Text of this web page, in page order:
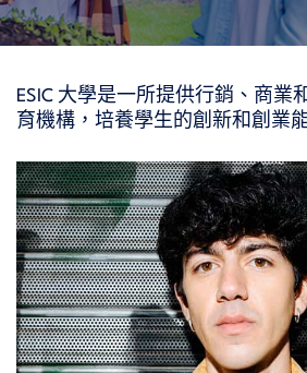
ESIC 大學是一所提供行銷、商業
育機構，培養學生的創新和創業